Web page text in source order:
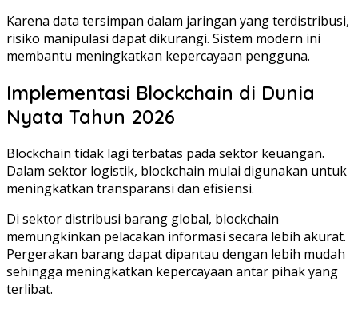
Karena data tersimpan dalam jaringan yang terdistribusi,
risiko manipulasi dapat dikurangi. Sistem modern ini
membantu meningkatkan kepercayaan pengguna.
Implementasi Blockchain di Dunia
Nyata Tahun 2026
Blockchain tidak lagi terbatas pada sektor keuangan.
Dalam sektor logistik, blockchain mulai digunakan untuk
meningkatkan transparansi dan efisiensi.
Di sektor distribusi barang global, blockchain
memungkinkan pelacakan informasi secara lebih akurat.
Pergerakan barang dapat dipantau dengan lebih mudah
sehingga meningkatkan kepercayaan antar pihak yang
terlibat.